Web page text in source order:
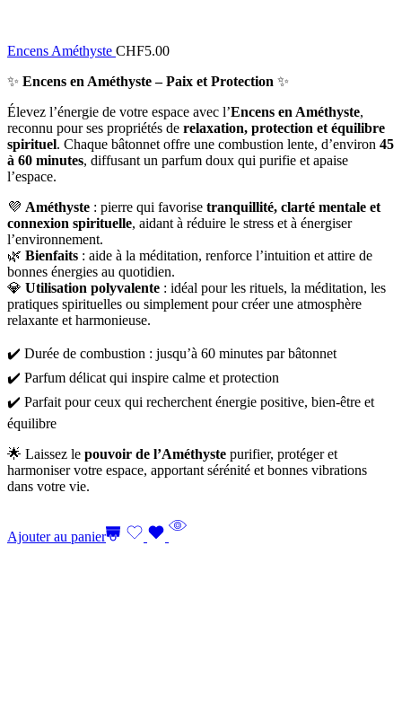
Encens Améthyste CHF5.00
✨ Encens en Améthyste – Paix et Protection ✨
Élevez l’énergie de votre espace avec l’Encens en Améthyste,
reconnu pour ses propriétés de relaxation, protection et équilibre
spirituel. Chaque bâtonnet offre une combustion lente, d’environ 45
à 60 minutes, diffusant un parfum doux qui purifie et apaise
l’espace.
💜 Améthyste : pierre qui favorise tranquillité, clarté mentale et
connexion spirituelle, aidant à réduire le stress et à énergiser
l’environnement.
🌿 Bienfaits : aide à la méditation, renforce l’intuition et attire de
bonnes énergies au quotidien.
💎 Utilisation polyvalente : idéal pour les rituels, la méditation, les
pratiques spirituelles ou simplement pour créer une atmosphère
relaxante et harmonieuse.
✔️ Durée de combustion : jusqu’à 60 minutes par bâtonnet
✔️ Parfum délicat qui inspire calme et protection
✔️ Parfait pour ceux qui recherchent énergie positive, bien-être et
équilibre
🌟 Laissez le pouvoir de l’Améthyste purifier, protéger et
harmoniser votre espace, apportant sérénité et bonnes vibrations
dans votre vie.
Ajouter au panier